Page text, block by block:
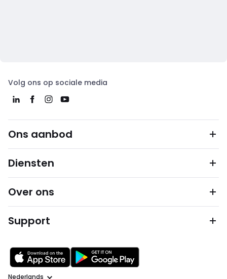
Volg ons op sociale media
Ons aanbod
Diensten
Over ons
Support